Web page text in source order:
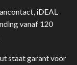
iDEAL
vanaf 120
staat garant voor